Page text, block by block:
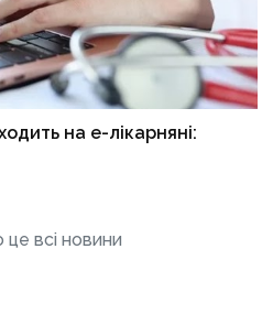
на е-лікарняні:
всі новини